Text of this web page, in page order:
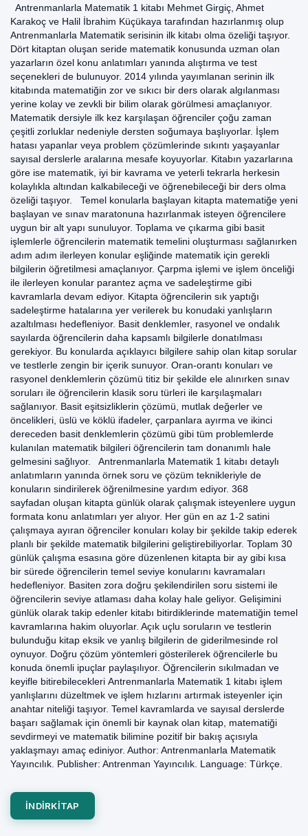
Antrenmanlarla Matematik 1 kitabı Mehmet Girgiç, Ahmet
Karakoç ve Halil İbrahim Küçükaya tarafından hazırlanmış olup
Antrenmanlarla Matematik serisinin ilk kitabı olma özeliği taşıyor.
Dört kitaptan oluşan seride matematik konusunda uzman olan
yazarların özel konu anlatımları yanında alıştırma ve test
seçenekleri de bulunuyor. 2014 yılında yayımlanan serinin ilk
kitabında matematiğin zor ve sıkıcı bir ders olarak algılanması
yerine kolay ve zevkli bir bilim olarak görülmesi amaçlanıyor.
Matematik dersiyle ilk kez karşılaşan öğrenciler çoğu zaman
çeşitli zorluklar nedeniyle dersten soğumaya başlıyorlar. İşlem
hatası yapanlar veya problem çözümlerinde sıkıntı yaşayanlar
sayısal derslerle aralarına mesafe koyuyorlar. Kitabın yazarlarına
göre ise matematik, iyi bir kavrama ve yeterli tekrarla herkesin
kolaylıkla altından kalkabileceği ve öğrenebileceği bir ders olma
özeliği taşıyor. Temel konularla başlayan kitapta matematiğe yeni
başlayan ve sınav maratonuna hazırlanmak isteyen öğrencilere
uygun bir alt yapı sunuluyor. Toplama ve çıkarma gibi basit
işlemlerle öğrencilerin matematik temelini oluşturması sağlanırken
adım adım ilerleyen konular eşliğinde matematik için gerekli
bilgilerin öğretilmesi amaçlanıyor. Çarpma işlemi ve işlem önceliği
ile ilerleyen konular parantez açma ve sadeleştirme gibi
kavramlarla devam ediyor. Kitapta öğrencilerin sık yaptığı
sadeleştirme hatalarına yer verilerek bu konudaki yanlışların
azaltılması hedefleniyor. Basit denklemler, rasyonel ve ondalık
sayılarda öğrencilerin daha kapsamlı bilgilerle donatılması
gerekiyor. Bu konularda açıklayıcı bilgilere sahip olan kitap sorular
ve testlerle zengin bir içerik sunuyor. Oran-orantı konuları ve
rasyonel denklemlerin çözümü titiz bir şekilde ele alınırken sınav
soruları ile öğrencilerin klasik soru türleri ile karşılaşmaları
sağlanıyor. Basit eşitsizliklerin çözümü, mutlak değerler ve
öncelikleri, üslü ve köklü ifadeler, çarpanlara ayırma ve ikinci
dereceden basit denklemlerin çözümü gibi tüm problemlerde
kulanılan matematik bilgileri öğrencilerin tam donanımlı hale
gelmesini sağlıyor. Antrenmanlarla Matematik 1 kitabı detaylı
anlatımların yanında örnek soru ve çözüm teknikleriyle de
konuların sindirilerek öğrenilmesine yardım ediyor. 368
sayfadan oluşan kitapta günlük olarak çalışmak isteyenlere uygun
formata konu anlatımları yer alıyor. Her gün en az 1-2 satini
çalışmaya ayıran öğrenciler konuları kolay bir şekilde takip ederek
planlı bir şekilde matematik bilgilerini geliştirebiliyorlar. Toplam 30
günlük çalışma esasına göre düzenlenen kitapta bir ay gibi kısa
bir sürede öğrencilerin temel seviye konularını kavramaları
hedefleniyor. Basiten zora doğru şekilendirilen soru sistemi ile
öğrencilerin seviye atlaması daha kolay hale geliyor. Gelişimini
günlük olarak takip edenler kitabı bitirdiklerinde matematiğin temel
kavramlarına hakim oluyorlar. Açık uçlu soruların ve testlerin
bulunduğu kitap eksik ve yanlış bilgilerin de giderilmesinde rol
oynuyor. Doğru çözüm yöntemleri gösterilerek öğrencilerle bu
konuda önemli ipuçlar paylaşılıyor. Öğrencilerin sıkılmadan ve
keyifle bitirebilecekleri Antrenmanlarla Matematik 1 kitabı işlem
yanlışlarını düzeltmek ve işlem hızlarını artırmak isteyenler için
anahtar niteliği taşıyor. Temel kavramlarda ve sayısal derslerde
başarı sağlamak için önemli bir kaynak olan kitap, matematiği
sevdirmeyi ve matematik bilimine pozitif bir bakış açısıyla
yaklaşmayı amaç ediniyor. Author: Antrenmanlarla Matematik
Yayıncılık. Publisher: Antrenman Yayıncılık. Language: Türkçe.
INDIRKITAP